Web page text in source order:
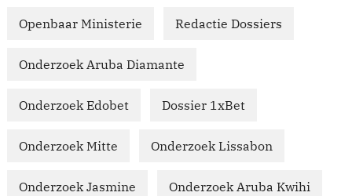
Openbaar Ministerie Redactie Dossiers
Onderzoek Aruba Diamante
Onderzoek Edobet Dossier 1xBet
Onderzoek Mitte Onderzoek Lissabon
Onderzoek Jasmine Onderzoek Aruba Kwihi